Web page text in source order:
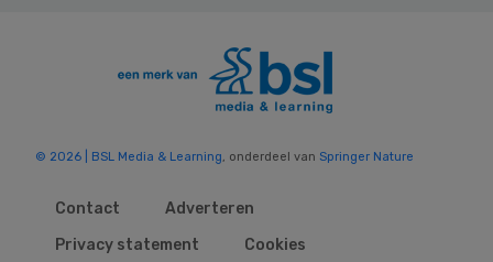
© 2026 | BSL Media & Learning, onderdeel van Springer Nature
Contact
Adverteren
Privacy statement
Cookies